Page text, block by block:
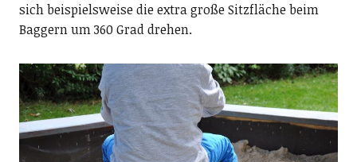
sich beispielsweise die extra große Sitzfläche beim
Baggern um 360 Grad drehen.